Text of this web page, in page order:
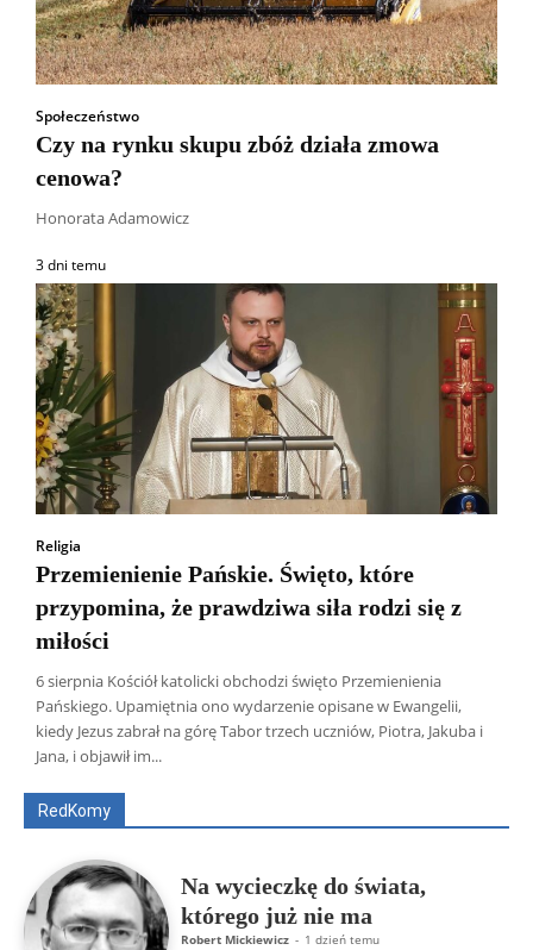
Społeczeństwo
Czy na rynku skupu zbóż działa zmowa
cenowa?
Honorata Adamowicz
3 dni temu
Religia
Przemienienie Pańskie. Święto, które
przypomina, że prawdziwa siła rodzi się z
miłości
6 sierpnia Kościół katolicki obchodzi święto Przemienienia
Pańskiego. Upamiętnia ono wydarzenie opisane w Ewangelii,
kiedy Jezus zabrał na górę Tabor trzech uczniów, Piotra, Jakuba i
Jana, i objawił im...
RedKomy
Wszyscy Aleksander Borowik
Antoni Radczenko
Artur Płokszto
Grzegorz Górny
Na wycieczkę do świata,
którego już nie ma
Robert Mickiewicz - 1 dzień temu